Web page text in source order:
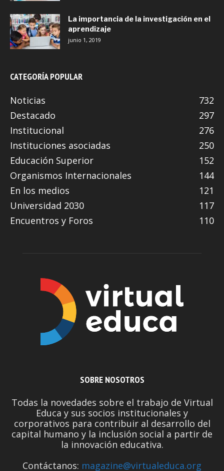
La importancia de la investigación en el
aprendizaje
junio 1, 2019
CATEGORÍA POPULAR
Noticias
732
Destacado
297
Institucional
276
Instituciones asociadas
250
Educación Superior
152
Organismos Internacionales
144
En los medios
121
Universidad 2030
117
Encuentros y Foros
110
SOBRE NOSOTROS
Todas la novedades sobre el trabajo de Virtual
Educa y sus socios institucionales y
corporativos para contribuir al desarrollo del
capital humano y la inclusión social a partir de
la innovación educativa.
Contáctanos: magazine@virtualeduca.org